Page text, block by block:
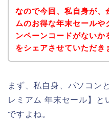
なので今回、私自身が、
ムのお得な年末セールや
ンペーンコードがないか
をシェアさせていただき
まず、私自身、パソコン
レミアム 年末セール】と
ですよね。